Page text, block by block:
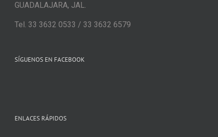
GUADALAJARA, JAL.
Tel. 33 3632 0533 / 33 3632 6579
SÍGUENOS EN FACEBOOK
ENLACES RÁPIDOS